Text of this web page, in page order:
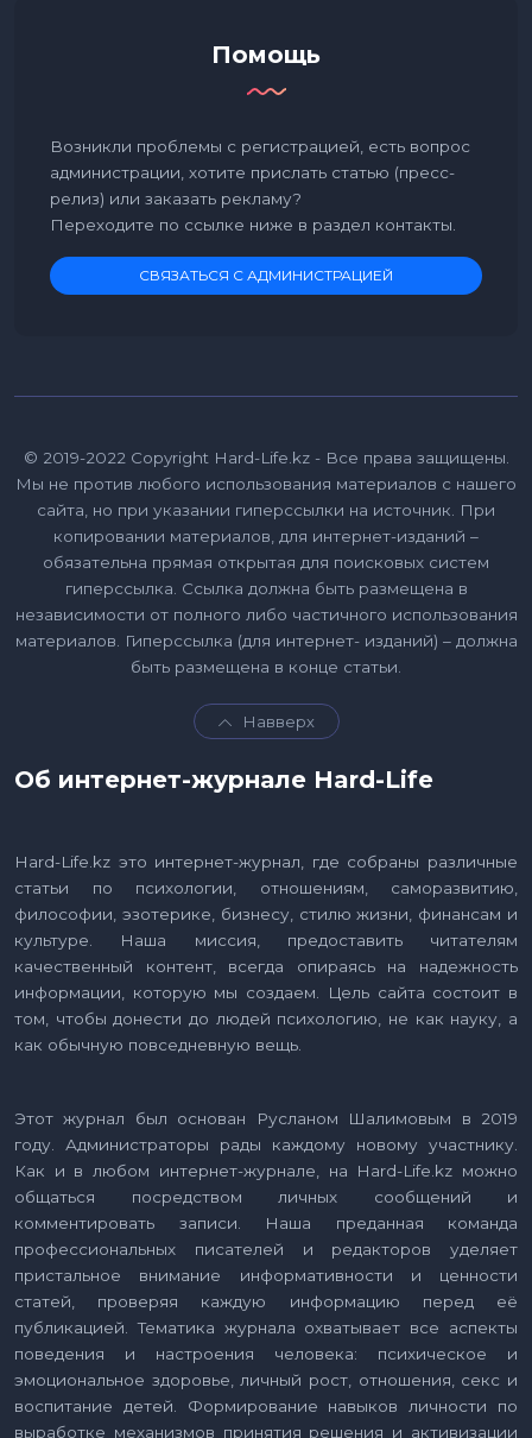
Помощь
Возникли проблемы с регистрацией, есть вопрос
администрации, хотите прислать статью (пресс-
релиз) или заказать рекламу?
Переходите по ссылке ниже в раздел контакты.
СВЯЗАТЬСЯ С АДМИНИСТРАЦИЕЙ
© 2019-2022 Copyright Hard-Life.kz - Все права защищены.
Мы не против любого использования материалов с нашего
сайта, но при указании гиперссылки на источник. При
копировании материалов, для интернет-изданий –
обязательна прямая открытая для поисковых систем
гиперссылка. Ссылка должна быть размещена в
независимости от полного либо частичного использования
материалов. Гиперссылка (для интернет- изданий) – должна
быть размещена в конце статьи.
Навверх
Об интернет-журнале Hard-Life
Hard-Life.kz это интернет-журнал, где собраны различные
статьи по психологии, отношениям, саморазвитию,
философии, эзотерике, бизнесу, стилю жизни, финансам и
культуре. Наша миссия, предоставить читателям
качественный контент, всегда опираясь на надежность
информации, которую мы создаем. Цель сайта состоит в
том, чтобы донести до людей психологию, не как науку, а
как обычную повседневную вещь.
Этот журнал был основан Русланом Шалимовым в 2019
году. Администраторы рады каждому новому участнику.
Как и в любом интернет-журнале, на Hard-Life.kz можно
общаться посредством личных сообщений и
комментировать записи. Наша преданная команда
профессиональных писателей и редакторов уделяет
пристальное внимание информативности и ценности
статей, проверяя каждую информацию перед её
публикацией. Тематика журнала охватывает все аспекты
поведения и настроения человека: психическое и
эмоциональное здоровье, личный рост, отношения, секс и
воспитание детей. Формирование навыков личности по
выработке механизмов принятия решения и активизации